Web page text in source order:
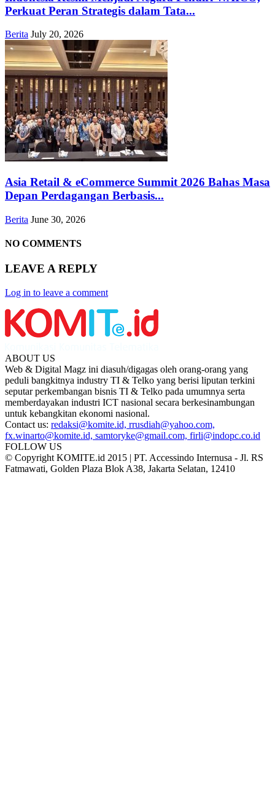
Perkuat Peran Strategis dalam Tata...
Berita July 20, 2026
Asia Retail & eCommerce Summit 2026 Bahas Masa
Depan Perdagangan Berbasis...
Berita June 30, 2026
NO COMMENTS
LEAVE A REPLY
Log in to leave a comment
ABOUT US
Web & Digital Magz ini diasuh/digagas oleh orang-orang yang
peduli bangkitnya industry TI & Telko yang berisi liputan terkini
seputar perkembangan bisnis TI & Telko pada umumnya serta
memberdayakan industri ICT nasional secara berkesinambungan
untuk kebangkitan ekonomi nasional.
Contact us: redaksi@komite.id, rrusdiah@yahoo.com,
fx.winarto@komite.id, samtoryke@gmail.com, firli@indopc.co.id
FOLLOW US
© Copyright KOMITE.id 2015 | PT. Accessindo Internusa - Jl. RS
Fatmawati, Golden Plaza Blok A38, Jakarta Selatan, 12410